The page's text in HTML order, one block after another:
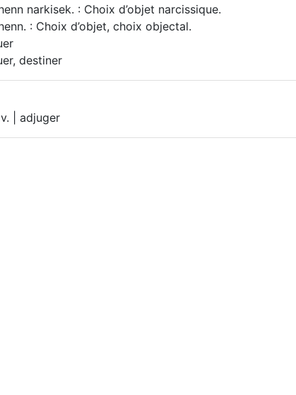
narkisek. : Choix d’objet narcissique.
: Choix d’objet, choix objectal.
destiner
v. | adjuger